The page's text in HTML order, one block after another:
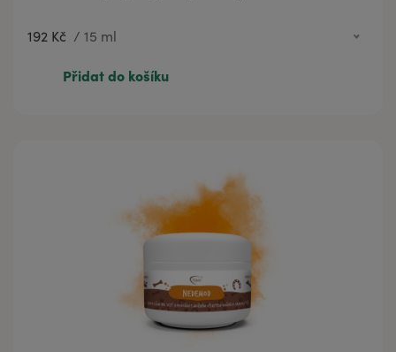
192 Kč / 15 ml
192 Kč
15 ml
Přidat do košíku